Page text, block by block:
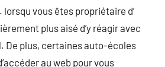
vous êtes propriétaire d’
plus aisé d’y réagir avec
De plus, certaines auto-écoles
au web pour vous